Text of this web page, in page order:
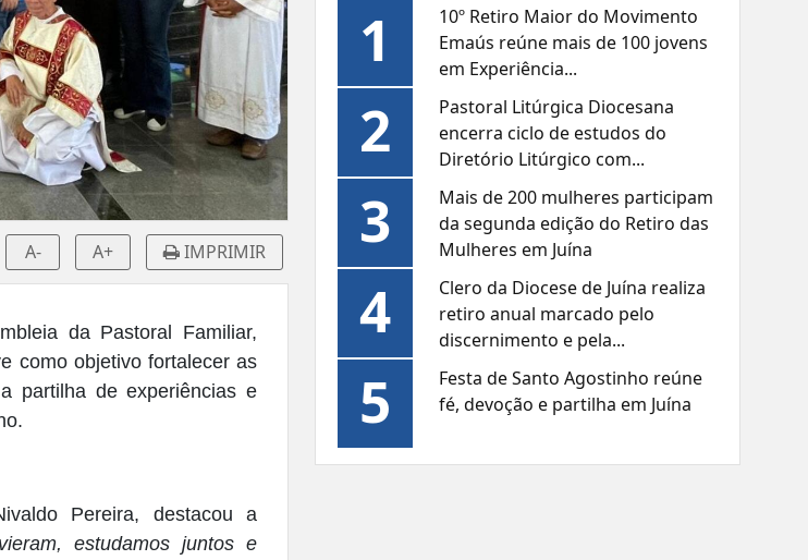
A- A+ IMPRIMIR
da Pastoral Familiar,
como objetivo fortalecer as
partilha de experiências e
Pereira, destacou a
estudamos juntos e
1
10º Retiro Maior do Movimento
Emaús reúne mais de 100 jovens
em Experiência...
2
Pastoral Litúrgica Diocesana
encerra ciclo de estudos do
Diretório Litúrgico com...
3
Mais de 200 mulheres participam
da segunda edição do Retiro das
Mulheres em Juína
4
Clero da Diocese de Juína realiza
retiro anual marcado pelo
discernimento e pela...
5
Festa de Santo Agostinho reúne
fé, devoção e partilha em Juína